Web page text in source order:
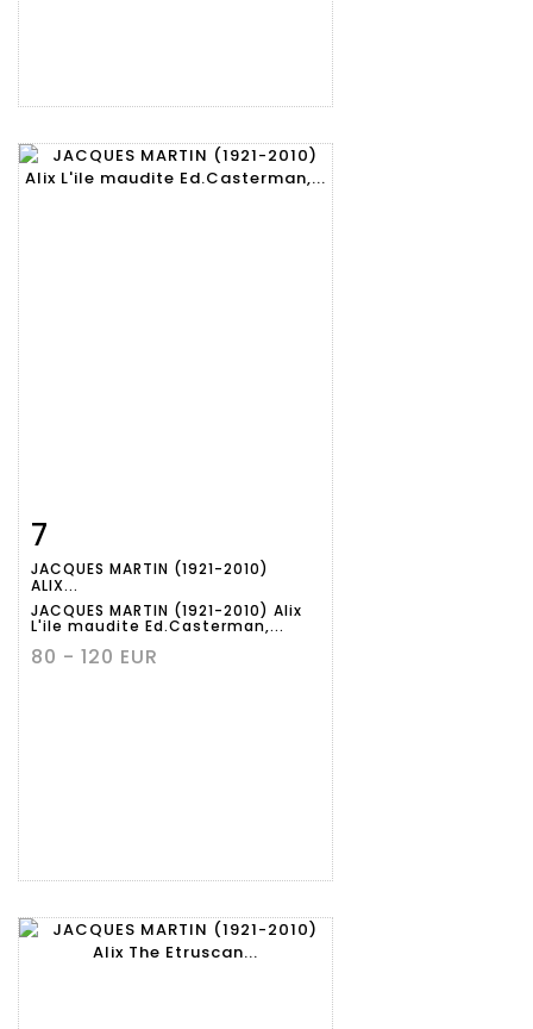
7
JACQUES MARTIN (1921-2010)
ALIX...
JACQUES MARTIN (1921-2010) Alix
L'ile maudite Ed.Casterman,...
80 - 120 EUR